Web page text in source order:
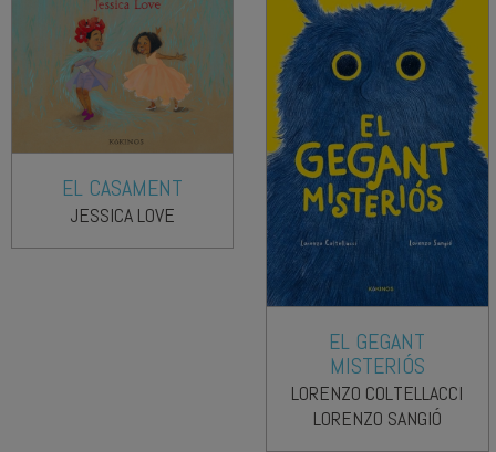
EL CASAMENT
JESSICA LOVE
EL GEGANT
MISTERIÓS
LORENZO COLTELLACCI
LORENZO SANGIÓ